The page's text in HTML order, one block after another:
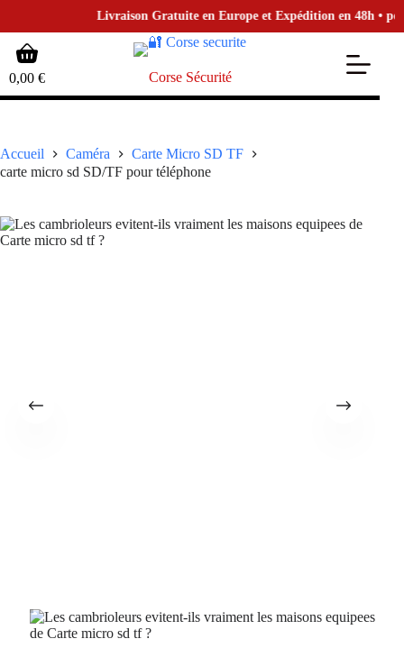
Livraison Gratuite en Europe et Expédition en 48h •
contenu
Panier
d’achat
0,00 € Corse Sécurité
Accueil Caméra
Carte Micro SD TF
carte micro sd SD/TF pour téléphone